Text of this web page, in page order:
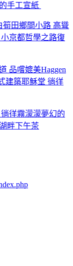
手工宣紙
筍田鄉間小路 高聳
京都哲學之路復
品嚐媲美Haggen
建築耶穌堂 徜徉
徉霧濛濛夢幻的
畔下午茶